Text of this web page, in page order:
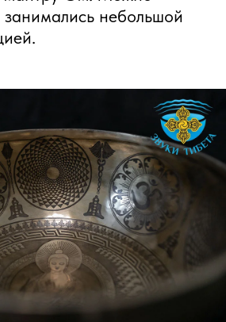
занимались небольшой